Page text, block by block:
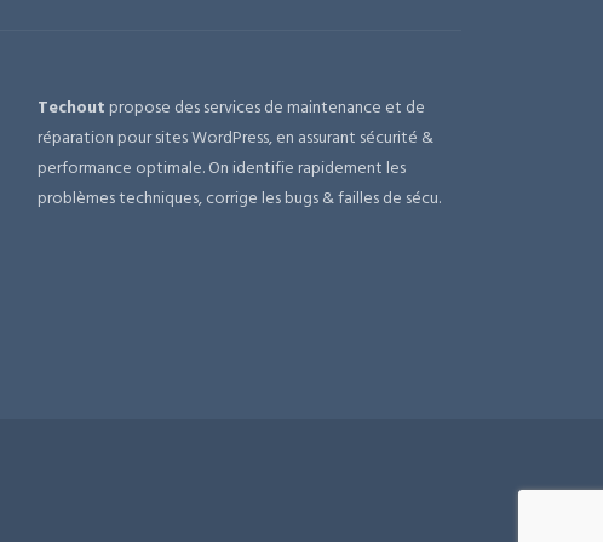
Techout propose des services de maintenance et de
réparation pour sites WordPress, en assurant sécurité &
performance optimale. On identifie rapidement les
problèmes techniques, corrige les bugs & failles de sécu.